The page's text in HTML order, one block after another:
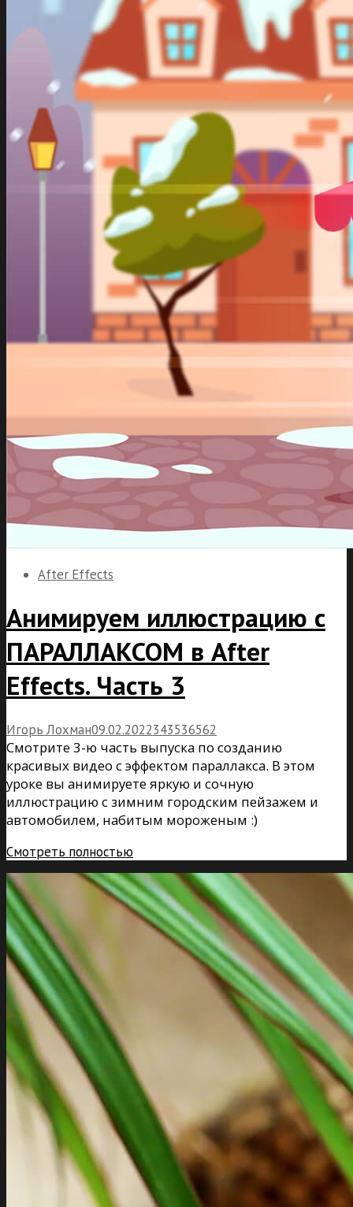
After Effects
Анимируем иллюстрацию с
ПАРАЛЛАКСОМ в After
Effects. Часть 3
Игорь Лохман09.02.2022343536562
Смотрите 3-ю часть выпуска по созданию
красивых видео с эффектом параллакса. В этом
уроке вы анимируете яркую и сочную
иллюстрацию с зимним городским пейзажем и
автомобилем, набитым мороженым :)
Смотреть полностью